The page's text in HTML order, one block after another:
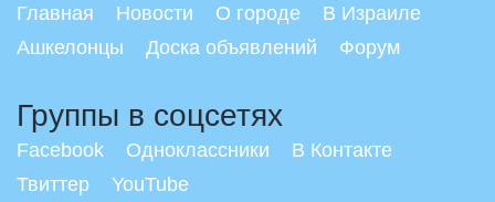
Главная Новости О городе
В Израиле
Ашкелонцы
Доска объявлений Форум
Группы в соцсетях
Facebook Одноклассники
В Контакте
Твиттер
YouTube